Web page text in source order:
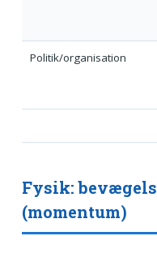
Politik/organisation
Fysik:
(momentum)